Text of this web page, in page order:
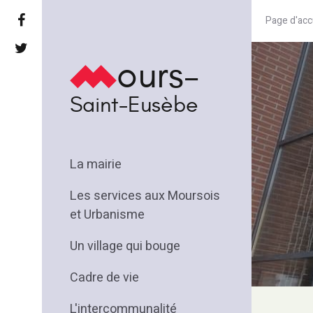
ours-
Saint-Eusèbe
La mairie
Les services aux Moursois
et Urbanisme
Un village qui bouge
Cadre de vie
L'intercommunalité
Page